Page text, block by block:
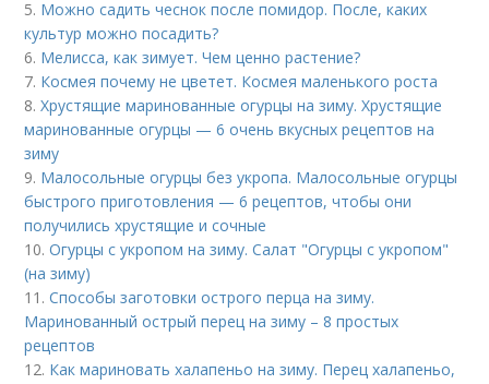
5. Можно садить чеснок после помидор. После, каких
культур можно посадить?
6. Мелисса, как зимует. Чем ценно растение?
7. Космея почему не цветет. Космея маленького роста
8.Хрустящие маринованные огурцы на зиму. Хрустящие
маринованные огурцы — 6 очень вкусных рецептов на
зиму
9. Малосольные огурцы без укропа. Малосольные огурцы
быстрого приготовления — 6 рецептов, чтобы они
получились хрустящие и сочные
10.Огурцы с укропом на зиму. Салат "Огурцы с укропом"
(на зиму)
11.Способы заготовки острого перца на зиму.
Маринованный острый перец на зиму – 8 простых
рецептов
12. Как мариновать халапеньо на зиму. Перец халапеньо,